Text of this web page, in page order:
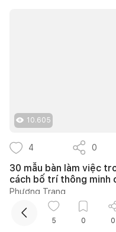
10.605
4 0
30 mẫu bàn làm việc
cách bố trí thông minh
Phương Trang
5 0 0